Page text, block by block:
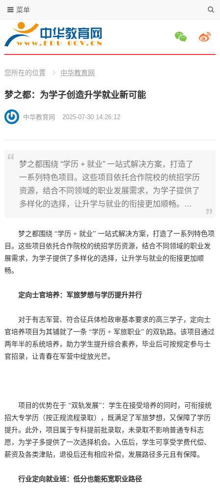
菜单
您所在的位置 中华教育网
梦之都：为学子创造升学就业新可能
中华教育网 2025-07-30 14:26:12
梦之都围绕 “学历 + 就业” 一站式解决方案，打造了
一系列特色项目。这些项目依托合作院校的统招学历
资源，结合不同领域的职业发展需求，为学子提供了
多样化的选择，让升学与就业的衔接更加顺畅。…
梦之都围绕 “学历 + 就业” 一站式解决方案，打造了一系列特色项
目。这些项目依托合作院校的统招学历资源，结合不同领域的职业发
展需求，为学子提供了多样化的选择，让升学与就业的衔接更加顺
畅。
定向士官培养：军旅梦想与学历提升并行
对于有志军营、符合征兵体检政审基本要求的高三学子，定向士
官培养项目为其铺就了一条 “学历 + 军旅职业” 的双轨路。该项目通过
两年半的系统培养，助力学生提升综合素养，毕业后可按规定参与士
官招录，让青春在军营中绽放光芒。
项目的优势在于 “双轨发展”：学生在接受培养的同时，可衔接统
招大专学历（按正规流程录取），既满足了军旅梦想，又保障了学历
提升。此外，项目属于专科提前批录取，未录取不影响普通专科志
愿，为学子多提供了一次选择机会。入伍后，学生可享受学费代偿、
薪资及各类津贴，退役后还有相应补偿，发展路径多元且有保障。
行业定向就业班：低分也能拓宽职业路径